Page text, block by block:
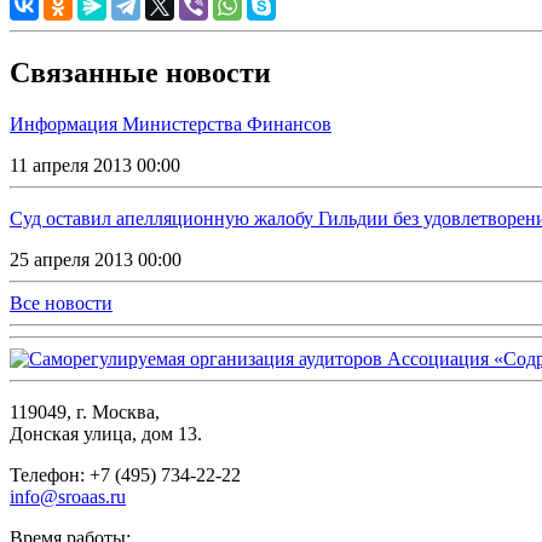
Связанные новости
Информация Министерства Финансов
11 апреля 2013 00:00
Суд оставил апелляционную жалобу Гильдии без
25 апреля 2013 00:00
Все новости
119049, г. Москва,
Донская улица, дом 13.
Телефон: +7 (495) 734-22-22
info@sroaas.ru